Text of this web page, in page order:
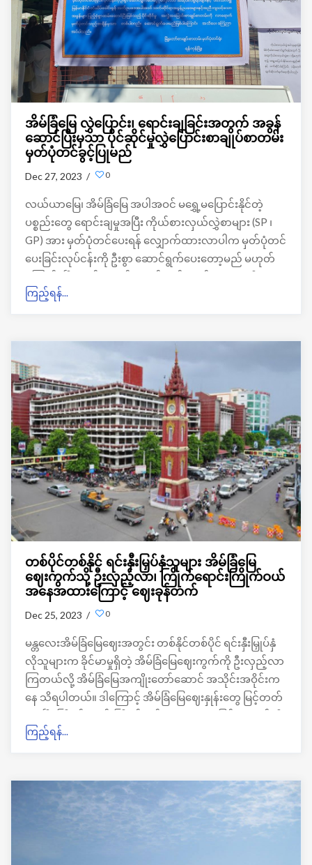
အိမ်ခြံမြေ လွှဲပြောင်း၊ ရောင်းချခြင်းအတွက် အခွန်
ဆောင်ပြီးမှသာ ပိုင်ဆိုင်မှုလွှဲပြောင်းစာချုပ်စာတမ်း
မှတ်ပုံတင်ခွင့်ပြုမည်
Dec 27, 2023 / 0
လယ်ယာမြေ၊ အိမ်ခြံမြေ အပါအဝင် မရွှေ့မပြောင်းနိုင်တဲ့
ပစ္စည်းတွေ ရောင်းချမှုအပြီး ကိုယ်စားလှယ်လွှဲစာများ (SP ၊
GP) အား မှတ်ပုံတင်ပေးရန် လျှောက်ထားလာပါက မှတ်ပုံတင်
ပေးခြင်းလုပ်ငန်းကို ဦးစွာ ဆောင်ရွက်ပေးတော့မည် မဟုတ်
ထားပါတယ်။ မြန်မာနိုင်ငံ တံဆိပ်ခေါင်းခွန် အက်ဥပေဒ
အလွှဲအပြောင်း စာချုပ်စာတမ်းကို လာရောက်မှတ်ပုံတင်တဲ့
အချိန်မှသာ အထွေထွေကိုယ်စားလှယ်လွှဲစာများ (Special
Power ၊ General Power) ကို မှတ်ပုံတင်ပေးခြင်းလုပ်ငန်း
ဆောင်ရွက်ပေးမယ်လို့ သိရပါတယ်။
ကြည့်ရန်...
တစ်ပိုင်တစ်နိုင် ရင်းနှီးမြှပ်နှံသူများ အိမ်ခြံမြေ
ဈေးကွက်သို့ ဦးလှည့်လာ၊ ကြိုက်ရောင်းကြိုက်ဝယ်
အနေအထားကြောင့် ဈေးခုန်တက်
Dec 25, 2023 / 0
မန္တလေးအိမ်ခြံမြေဈေးအတွင်း တစ်နိုင်တစ်ပိုင် ရင်းနှီးမြှုပ်နှံ
လိုသူများက ခိုင်မာမှုရှိတဲ့ အိမ်ခြံမြေဈေးကွက်ကို ဦးလှည့်လာ
ကြတယ်လို့ အိမ်ခြံမြေအကျိုးတော်ဆောင် အသိုင်းအဝိုင်းက
နေ သိရပါတယ်။ ဒါကြောင့် အိမ်ခြံမြေဈေးနှုန်းတွေ မြင့်တတ်
မန်းအိမ်ခြံမြေအကျိုးဆောင်တစ်ဦးက ပြောပါတယ်။
ကြည့်ရန်...